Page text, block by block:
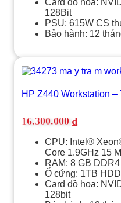
Card đồ họa:
128Bit
PSU: 615W CS
Bảo hành: 12
HP Z440 Workstation
16.300.000 ₫
CPU: Intel®
Core 1.9GHz 15
RAM: 8 GB
Ổ cứng: 1TB
Card đồ họa:
128bit